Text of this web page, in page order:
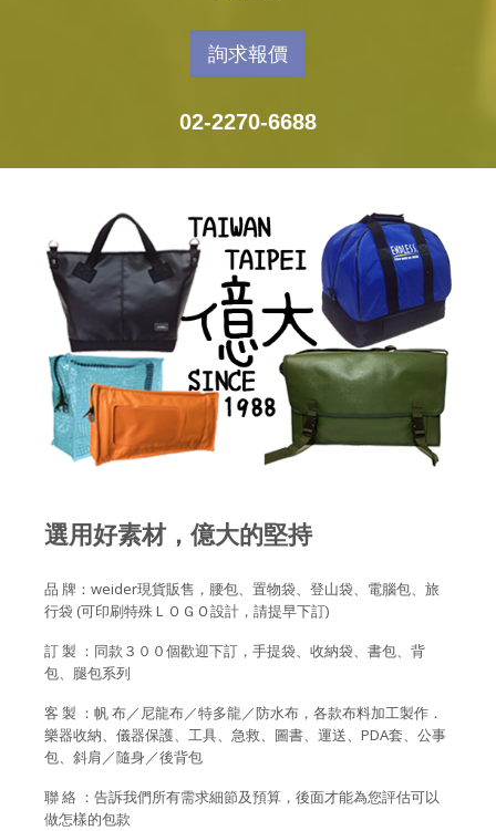
詢求報價
02-2270-6688
選用好素材，億大的堅持
品 牌：weider現貨販售，腰包、置物袋、登山袋、電腦包、旅
行袋 (可印刷特殊ＬＯＧＯ設計，請提早下訂)
訂 製 ：同款３００個歡迎下訂，手提袋、收納袋、書包、背
包、腿包系列
客 製 ：帆 布／尼龍布／特多龍／防水布，各款布料加工製作．
樂器收納、儀器保護、工具、急救、圖書、運送、PDA套、公事
包、斜肩／隨身／後背包
聯 絡 ：告訴我們所有需求細節及預算，後面才能為您評估可以
做怎樣的包款